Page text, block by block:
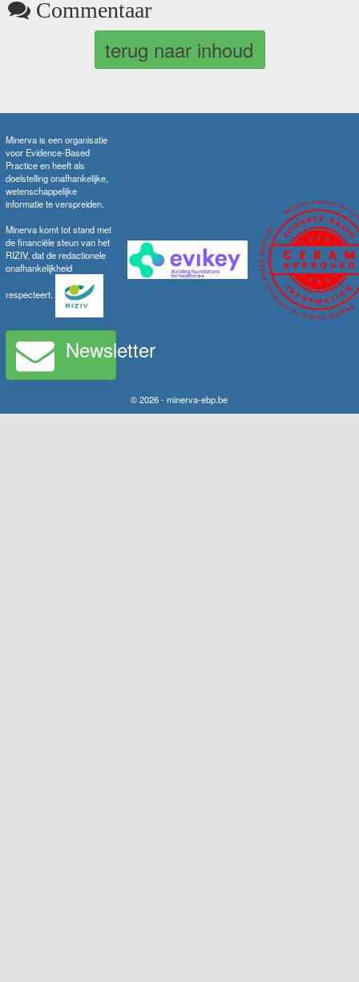
Commentaar
terug naar inhoud
Minerva is een organisatie
voor Evidence-Based
Practice en heeft als
doelstelling onafhankelijke,
wetenschappelijke
informatie te verspreiden.
Minerva komt tot stand met
de financiële steun van het
RIZIV, dat de redactionele
onafhankelijkheid
respecteert.
Newsletter
© 2026 - minerva-ebp.be